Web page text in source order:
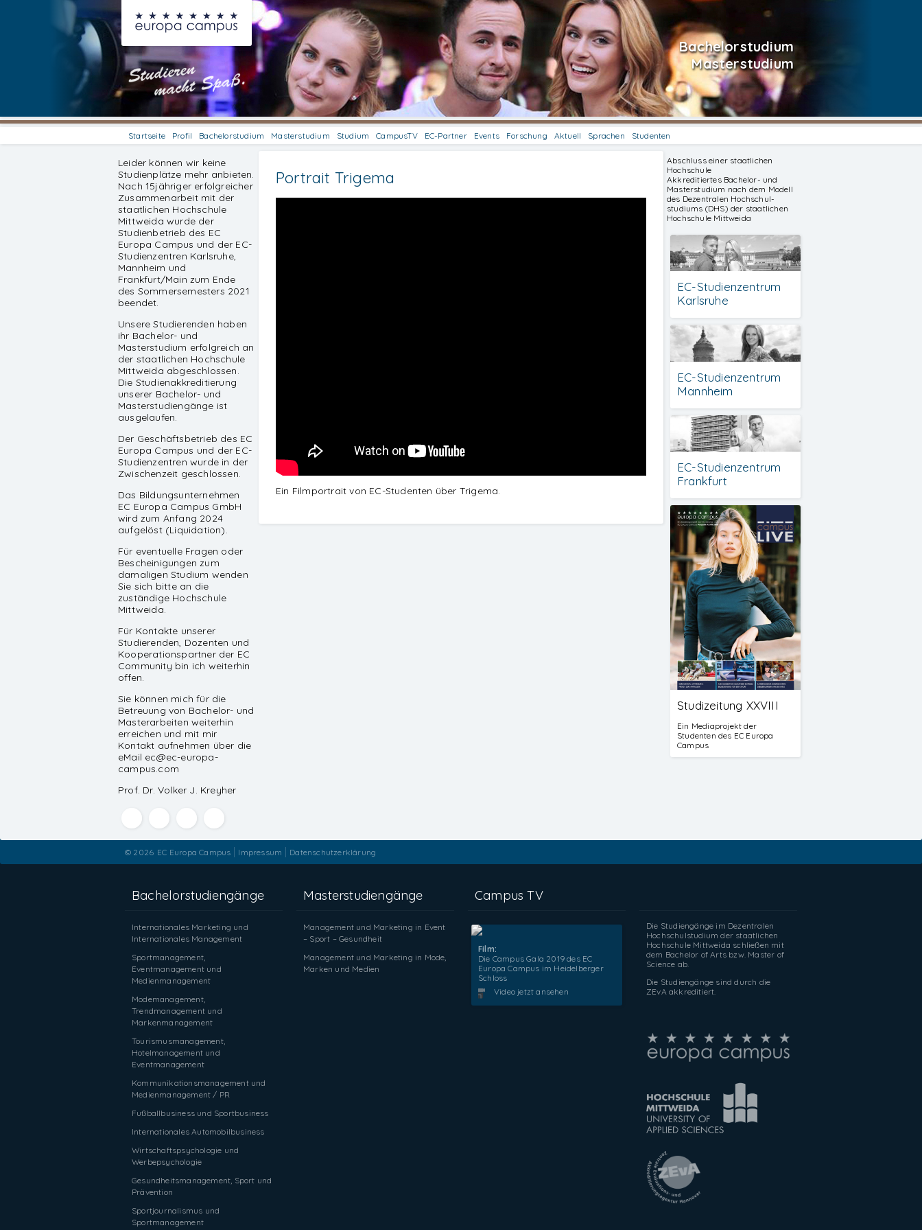
Bachelorstudium
Masterstudium
Startseite Profil Bachelorstudium Masterstudium Studium CampusTV EC-Partner Events Forschung Aktuell Sprachen Studenten
Leider können wir keine
Studienplätze mehr anbieten.
Nach 15jähriger erfolgreicher
Zusammenarbeit mit der
staatlichen Hochschule
Mittweida wurde der
Studienbetrieb des EC
Europa Campus und der EC-
Studienzentren Karlsruhe,
Mannheim und
Frankfurt/Main zum Ende
des Sommersemesters 2021
beendet.
Unsere Studierenden haben
ihr Bachelor- und
Masterstudium erfolgreich an
der staatlichen Hochschule
Mittweida abgeschlossen.
Die Studienakkreditierung
unserer Bachelor- und
Masterstudiengänge ist
ausgelaufen.
Der Geschäftsbetrieb des EC
Europa Campus und der EC-
Studienzentren wurde in der
Zwischenzeit geschlossen.
Das Bildungsunternehmen
EC Europa Campus GmbH
wird zum Anfang 2024
aufgelöst (Liquidation).
Für eventuelle Fragen oder
Bescheinigungen zum
damaligen Studium wenden
Sie sich bitte an die
zuständige Hochschule
Mittweida.
Für Kontakte unserer
Studierenden, Dozenten und
Kooperationspartner der EC
Community bin ich weiterhin
offen.
Sie können mich für die
Betreuung von Bachelor- und
Masterarbeiten weiterhin
erreichen und mit mir
Kontakt aufnehmen über die
eMail ec@ec-europa-
campus.com
Prof. Dr. Volker J. Kreyher
Abschluss einer staatlichen
Hochschule
Akkreditiertes Bachelor- und
Masterstudium nach dem Modell
des Dezentralen Hochschul-
studiums (DHS) der staatlichen
Hochschule Mittweida
EC-Studienzentrum
Karlsruhe
EC-Studienzentrum
Mannheim
EC-Studienzentrum
Frankfurt
Studizeitung XXVIII
Ein Mediaprojekt der
Studenten des EC Europa
Campus
Portrait Trigema
Ein Filmportrait von EC-Studenten über Trigema.
© 2026 EC Europa Campus Impressum Datenschutzerklärung
Bachelorstudiengänge
Internationales Marketing und
Internationales Management
Sportmanagement,
Eventmanagement und
Medienmanagement
Modemanagement,
Trendmanagement und
Markenmanagement
Tourismusmanagement,
Hotelmanagement und
Eventmanagement
Kommunikationsmanagement und
Medienmanagement / PR
Fußballbusiness und Sportbusiness
Internationales Automobilbusiness
Wirtschaftspsychologie und
Werbepsychologie
Gesundheitsmanagement, Sport und
Prävention
Sportjournalismus und
Sportmanagement
Masterstudiengänge
Management und Marketing in Event
– Sport – Gesundheit
Management und Marketing in Mode,
Marken und Medien
Campus TV
Film:
Die Campus Gala 2019 des EC
Europa Campus im Heidelberger
Schloss
Video jetzt ansehen
Die Studiengänge im Dezentralen
Hochschulstudium der staatlichen
Hochschule Mittweida schließen mit
dem Bachelor of Arts bzw. Master of
Science ab.
Die Studiengänge sind durch die
ZEvA akkreditiert.